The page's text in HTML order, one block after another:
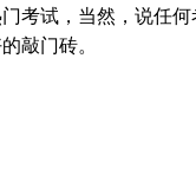
考试，当然，说任
敲门砖。